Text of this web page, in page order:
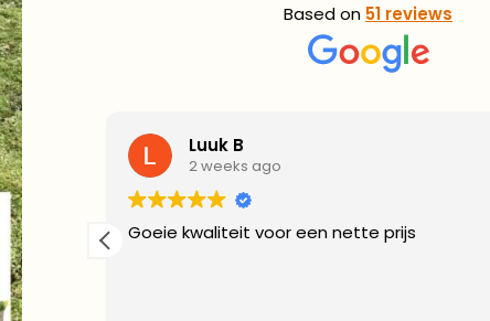
Based on 51 reviews
Luuk B
2 weeks ago
Goeie kwaliteit voor een nette prijs